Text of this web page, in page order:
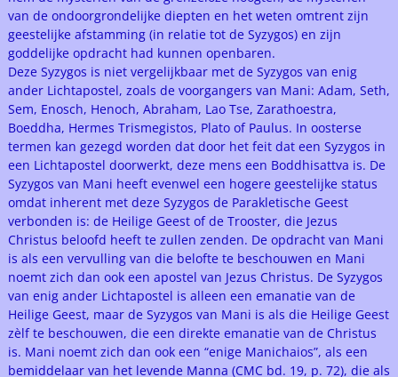
van de ondoorgrondelijke diepten en het weten omtrent zijn
geestelijke afstamming (in relatie tot de Syzygos) en zijn
goddelijke opdracht had kunnen openbaren.
Deze Syzygos is niet vergelijkbaar met de Syzygos van enig
ander Lichtapostel, zoals de voorgangers van Mani: Adam, Seth,
Sem, Enosch, Henoch, Abraham, Lao Tse, Zarathoestra,
Boeddha, Hermes Trismegistos, Plato of Paulus. In oosterse
termen kan gezegd worden dat door het feit dat een Syzygos in
een Lichtapostel doorwerkt, deze mens een Boddhisattva is. De
Syzygos van Mani heeft evenwel een hogere geestelijke status
omdat inherent met deze Syzygos de Parakletische Geest
verbonden is: de Heilige Geest of de Trooster, die Jezus
Christus beloofd heeft te zullen zenden. De opdracht van Mani
is als een vervulling van die belofte te beschouwen en Mani
noemt zich dan ook een apostel van Jezus Christus. De Syzygos
van enig ander Lichtapostel is alleen een emanatie van de
Heilige Geest, maar de Syzygos van Mani is als die Heilige Geest
zèlf te beschouwen, die een direkte emanatie van de Christus
is. Mani noemt zich dan ook een “enige Manichaios”, als een
bemiddelaar van het levende Manna (CMC bd. 19, p. 72), die als